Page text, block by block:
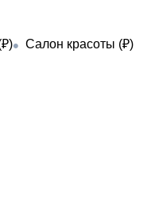
Салон красоты (₽)